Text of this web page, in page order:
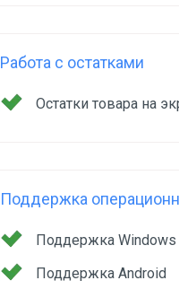
Работа с остатками
Остатки товара на
Поддержка
Поддержка Windows
Поддержка Android